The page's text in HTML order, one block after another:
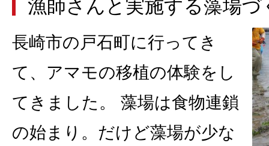
漁師さんと実施する藻場づ
長崎市の戸石町に行ってき
て、アマモの移植の体験をし
てきました。 藻場は食物連鎖
の始まり。だけど藻場が少な